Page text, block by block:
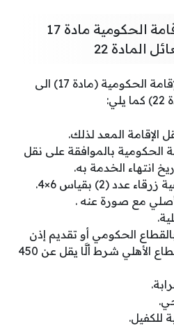
متطلبات تحويل الإقامة الحكومية مادة 17
المادة 22
تتمثل متطلبات تحويل الإقامة الحكومية (مادة 17) الى
الإقامة المعد لذلك.
الحكومية بالموافقة على نقل
انتهاء الخدمة به.
(2) بقياس 6×4.
مع صورة عنه .
الحكومي أو تقديم إذن
العمل للكفيل في القطاع الأهلي شرط ألَّا يقل عن 450
للكفيل.